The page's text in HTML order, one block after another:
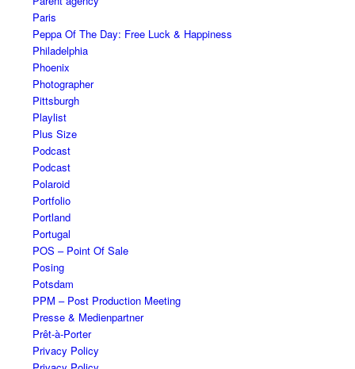
Paris
Peppa Of The Day: Free Luck & Happiness
Philadelphia
Phoenix
Photographer
Pittsburgh
Playlist
Plus Size
Podcast
Podcast
Polaroid
Portfolio
Portland
Portugal
POS – Point Of Sale
Posing
Potsdam
PPM – Post Production Meeting
Presse & Medienpartner
Prêt-à-Porter
Privacy Policy